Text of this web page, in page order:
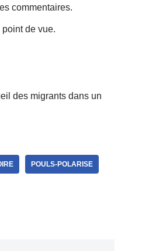
commentaires.
de vue.
des migrants dans un
POULS-POLARISE